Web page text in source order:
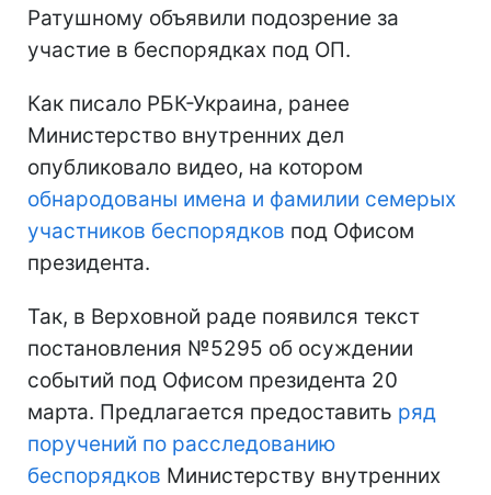
Ратушному объявили подозрение за
участие в беспорядках под ОП.
Как писало РБК-Украина, ранее
Министерство внутренних дел
опубликовало видео, на котором
обнародованы имена и фамилии семерых
участников беспорядков под Офисом
президента.
Так, в Верховной раде появился текст
постановления №5295 об осуждении
событий под Офисом президента 20
марта. Предлагается предоставить ряд
поручений по расследованию
беспорядков Министерству внутренних